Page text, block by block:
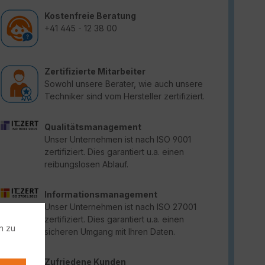
Kostenfreie Beratung
+41 445 - 12 38 00
Zertifizierte Mitarbeiter
Sowohl unsere Berater, wie auch unsere
Techniker sind vom Hersteller zertifiziert.
Qualitätsmanagement
Unser Unternehmen ist nach ISO 9001
zertifiziert. Dies garantiert u.a. einen
reibungslosen Ablauf.
Informationsmanagement
Unser Unternehmen ist nach ISO 27001
zertifiziert. Dies garantiert u.a. einen
sicheren Umgang mit Ihren Daten.
Zufriedene Kunden
zu